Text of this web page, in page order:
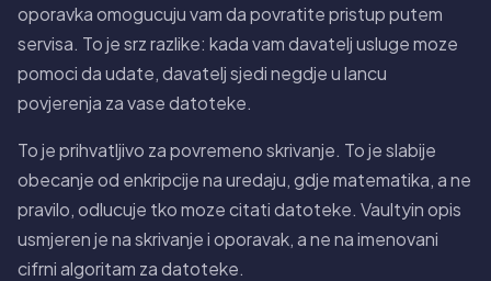
oporavka omogucuju vam da povratite pristup putem
servisa. To je srz razlike: kada vam davatelj usluge moze
pomoci da udate, davatelj sjedi negdje u lancu
povjerenja za vase datoteke.
To je prihvatljivo za povremeno skrivanje. To je slabije
obecanje od enkripcije na uredaju, gdje matematika, a ne
pravilo, odlucuje tko moze citati datoteke. Vaultyin opis
usmjeren je na skrivanje i oporavak, a ne na imenovani
cifrni algoritam za datoteke.